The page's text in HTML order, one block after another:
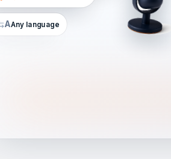
AAny language